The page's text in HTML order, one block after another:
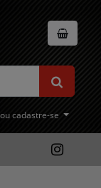
cadastre-se